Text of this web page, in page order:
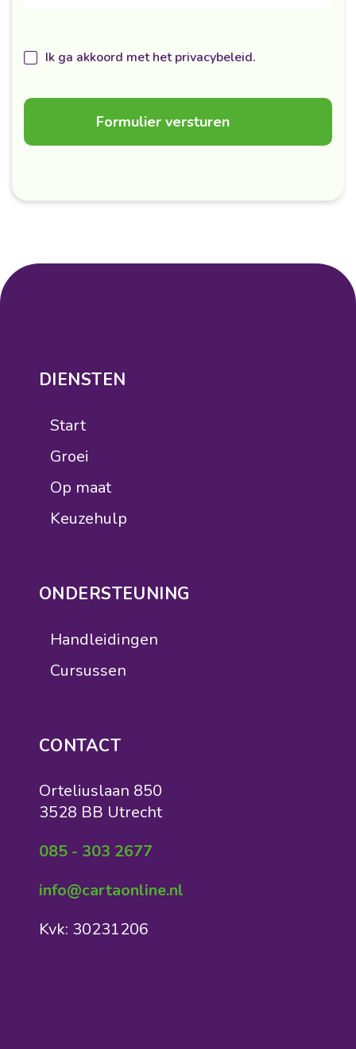
Ik ga akkoord met het privacybeleid.
DIENSTEN
Start
Groei
Op maat
Keuzehulp
ONDERSTEUNING
Handleidingen
Cursussen
CONTACT
Orteliuslaan 850
3528 BB Utrecht
085 - 303 2677
info@cartaonline.nl
Kvk: 30231206